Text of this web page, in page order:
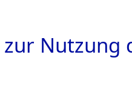
Nutzung